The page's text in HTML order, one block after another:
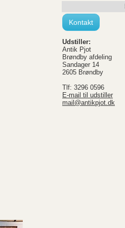
Kontakt
Udstiller:
Antik Pjot
Brøndby afdeling
Sandager 14
2605 Brøndby
Tlf: 3296 0596
E-mail til udstiller
mail@antikpjot.dk